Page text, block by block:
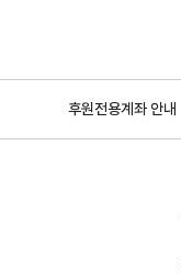
후원전용계좌 안내